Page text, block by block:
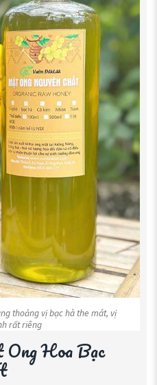
thoảng vị bạc hà the mát, vị
rất riêng
Hoa Bạc